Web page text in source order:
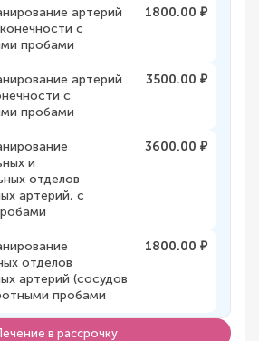
артерий
с
пробами
1800.00 ₽
артерий
с
пробами
3500.00 ₽
и
отделов
артерий, с
3600.00 ₽
отделов
артерий (сосудов
пробами
1800.00 ₽
в рассрочку